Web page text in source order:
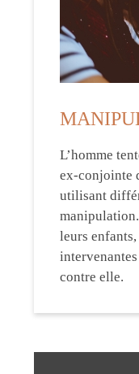
L’homme
ex-conjointe
utilisant
leurs
contre elle.